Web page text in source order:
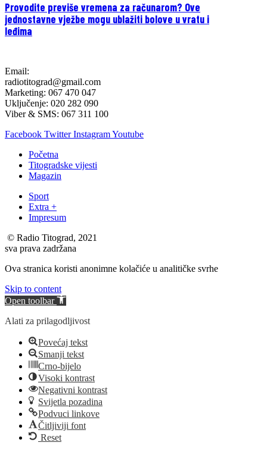
Provodite previše vremena za računarom? Ove
jednostavne vježbe mogu ublažiti bolove u vratu i
leđima
Email:
radiotitograd@gmail.com
Marketing: 067 470 047
Uključenje: 020 282 090
Viber & SMS: 067 311 100
Facebook Twitter InstagramYoutube
Početna
Titogradske vijesti
Magazin
Sport
Extra +
Impresum
© Radio Titograd, 2021
sva prava zadržana
Ova stranica koristi anonimne kolačiće u analitičke svrhe
Skip to content
Open toolbar
Alati za prilagodljivost
Povećaj tekst
Smanji tekst
Crno-bijelo
Visoki kontrast
Negativni kontrast
Svijetla pozadina
Podvuci linkove
Čitljiviji font
Reset